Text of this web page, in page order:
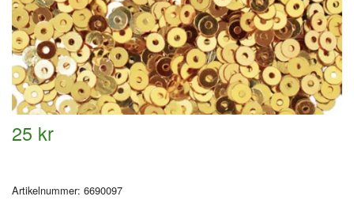
25 kr
Artikelnummer: 6690097